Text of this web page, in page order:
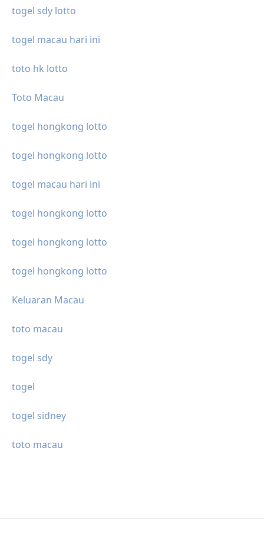
togel sdy lotto
togel macau hari ini
toto hk lotto
Toto Macau
togel hongkong lotto
togel hongkong lotto
togel macau hari ini
togel hongkong lotto
togel hongkong lotto
togel hongkong lotto
Keluaran Macau
toto macau
togel sdy
togel
togel sidney
toto macau